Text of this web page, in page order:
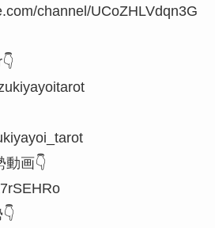
channel/UCoZHLVdqn3G
動画👇